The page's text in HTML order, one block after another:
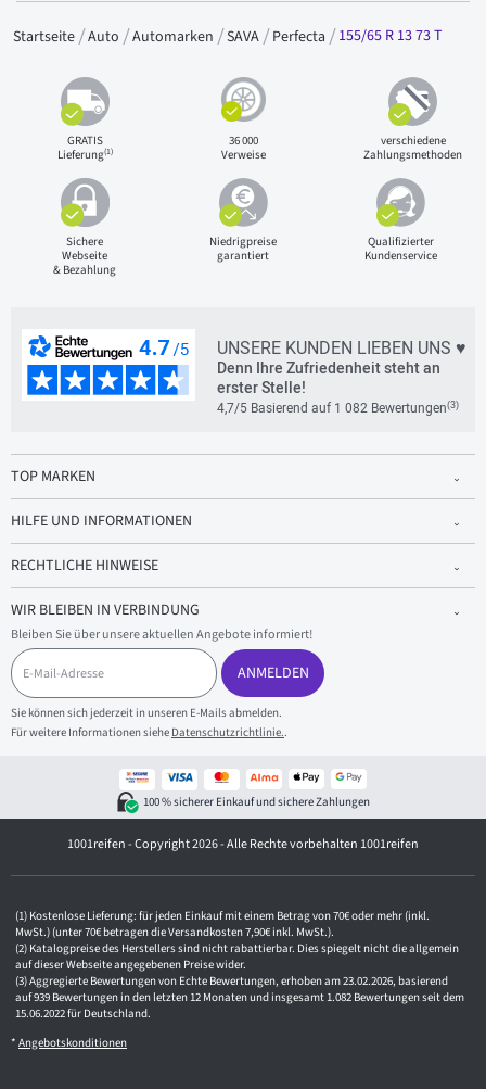
Startseite Auto Automarken SAVA Perfecta 155/65 R 13 73 T
GRATIS
Lieferung(1)
36 000
Verweise
verschiedene
Zahlungsmethoden
Sichere
Webseite
& Bezahlung
Niedrigpreise
garantiert
Qualifizierter
Kundenservice
UNSERE KUNDEN LIEBEN UNS ♥
Denn Ihre Zufriedenheit steht an
erster Stelle!
4,7/5 Basierend auf 1 082 Bewertungen(3)
TOP MARKEN
HILFE UND INFORMATIONEN
RECHTLICHE HINWEISE
WIR BLEIBEN IN VERBINDUNG
Bleiben Sie über unsere aktuellen Angebote informiert!
E
-
M
a
i
l
e
ANMELDEN
Sie können sich jederzeit in unseren E-Mails abmelden.
Für weitere Informationen siehe Datenschutzrichtlinie..
100 % sicherer Einkauf und sichere Zahlungen
1001reifen - Copyright 2026 - Alle Rechte vorbehalten 1001reifen
Kostenlose Lieferung: für jeden Einkauf mit einem Betrag von 70€ oder mehr (inkl.
MwSt.) (unter 70€ betragen die Versandkosten 7,90€ inkl. MwSt.).
Katalogpreise des Herstellers sind nicht rabattierbar. Dies spiegelt nicht die allgemein
auf dieser Webseite angegebenen Preise wider.
Aggregierte Bewertungen von Echte Bewertungen, erhoben am 23.02.2026, basierend
auf 939 Bewertungen in den letzten 12 Monaten und insgesamt 1.082 Bewertungen seit dem
15.06.2022 für Deutschland.
* Angebotskonditionen